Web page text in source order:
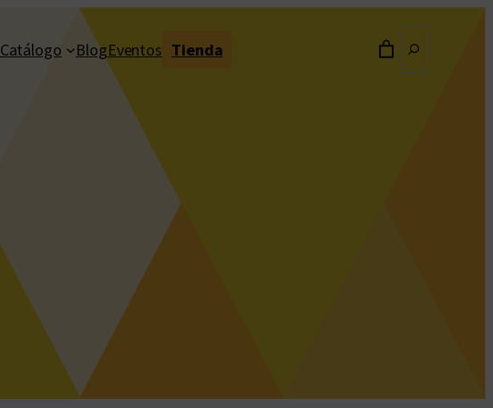
Catálogo BlogEventos Tienda